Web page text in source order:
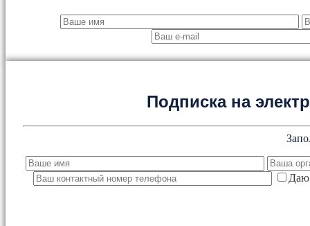
Подписка на
Даю